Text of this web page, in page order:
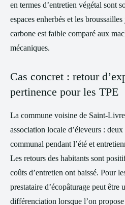
en termes d’entretien végétal sont
espaces enherbés et les
carbone est faible comparé aux
mécaniques.
Cas concret : retour
pertinence pour les TPE
La commune voisine de Saint-
association locale d’éleveurs :
communal pendant l’été et
Les retours des habitants sont
coûts d’entretien ont baissé. Pour
prestataire d’écopâturage peut être
différenciation lorsque l’on propose